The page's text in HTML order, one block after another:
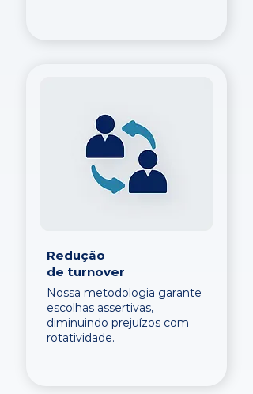
Redução
de turnover
Nossa metodologia garante
escolhas assertivas,
diminuindo prejuízos com
rotatividade.